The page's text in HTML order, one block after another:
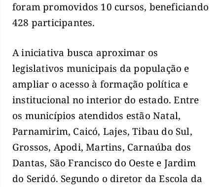
foram promovidos 10 cursos, beneficiando
428 participantes.
A iniciativa busca aproximar os
legislativos municipais da população e
ampliar o acesso à formação política e
institucional no interior do estado. Entre
os municípios atendidos estão Natal,
Parnamirim, Caicó, Lajes, Tibau do Sul,
Grossos, Apodi, Martins, Carnaúba dos
Dantas, São Francisco do Oeste e Jardim
do Seridó. Segundo o diretor da Escola da